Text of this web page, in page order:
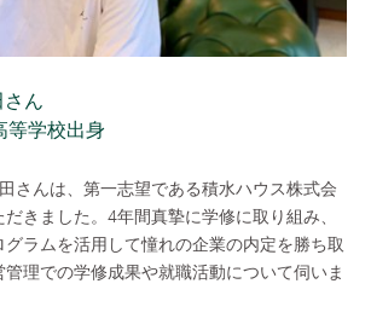
ん
等学校出身
さんは、第一志望である積水ハウス株式会
きました。4年間真摯に学修に取り組み、
ラムを活用して憧れの企業の内定を勝ち取
管理での学修成果や就職活動について伺いま